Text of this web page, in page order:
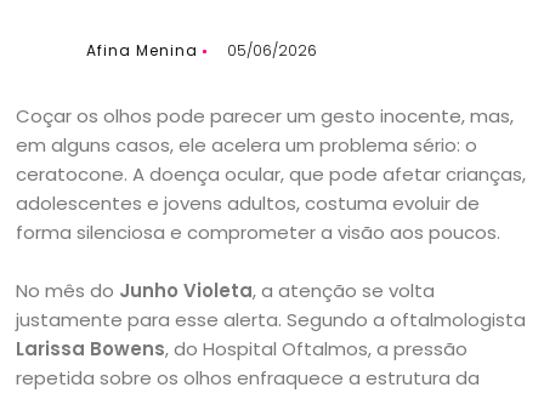
Afina Menina 05/06/2026
Coçar os olhos pode parecer um gesto inocente, mas,
em alguns casos, ele acelera um problema sério: o
ceratocone. A doença ocular, que pode afetar crianças,
adolescentes e jovens adultos, costuma evoluir de
forma silenciosa e comprometer a visão aos poucos.
No mês do Junho Violeta, a atenção se volta
justamente para esse alerta. Segundo a oftalmologista
Larissa Bowens, do Hospital Oftalmos, a pressão
repetida sobre os olhos enfraquece a estrutura da